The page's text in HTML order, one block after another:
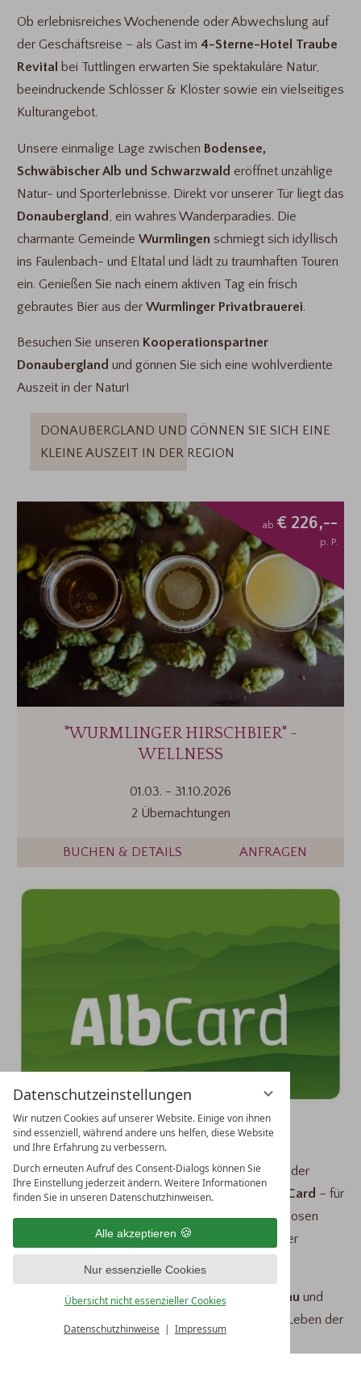
Datenschutzeinstellungen
Wir nutzen Cookies auf unserer Website. Einige von ihnen
sind essenziell, während andere uns helfen, diese Website
und Ihre Erfahrung zu verbessern.
Durch erneuten Aufruf des Consent-Dialogs können Sie
Ihre Einstellung jederzeit ändern. Weitere Informationen
finden Sie in unseren Datenschutzhinweisen.
Alle akzeptieren
Nur essenzielle Cookies
Übersicht nicht essenzieller Cookies
Datenschutzhinweise Impressum
Ob erlebnisreiches Wochenende oder Abwechslung auf
der Geschäftsreise – als Gast im 4-Sterne-Hotel Traube
Revital bei Tuttlingen erwarten Sie spektakuläre Natur,
beeindruckende Schlösser & Klöster sowie ein vielseitiges
Kulturangebot.
Unsere einmalige Lage zwischen Bodensee,
Schwäbischer Alb und Schwarzwald eröffnet unzählige
Natur- und Sporterlebnisse. Direkt vor unserer Tür liegt das
Donaubergland, ein wahres Wanderparadies. Die
charmante Gemeinde Wurmlingen schmiegt sich idyllisch
ins Faulenbach- und Eltatal und lädt zu traumhaften Touren
ein. Genießen Sie nach einem aktiven Tag ein frisch
gebrautes Bier aus der Wurmlinger Privatbrauerei.
Besuchen Sie unseren Kooperationspartner
Donaubergland und gönnen Sie sich eine wohlverdiente
Auszeit in der Natur!
DONAUBERGLAND UND GÖNNEN SIE SICH EINE
KLEINE AUSZEIT IN DER REGION
ab € 226,--
p. P.
"WURMLINGER HIRSCHBIER" -
WELLNESS
01.03. -31.10.2026
2 Übernachtungen
BUCHEN & DETAILS ANFRAGEN
AUSFÜGE MIT DER ALBCARD
Wir sindAlbCard-Gastgeber! Das bedeutet: Ab der
ersten Übernachtung schenken wir Ihnen die
AlbCard – für
freie Fahrt im öffentlichen Nahverkehr und kostenlosen
Eintritt in zahlreicheTop-Sehenswürdigkeiten
der
Erleben Sie amBodenseedie Blumeninsel Mainau und
in das traditionelle Leben der